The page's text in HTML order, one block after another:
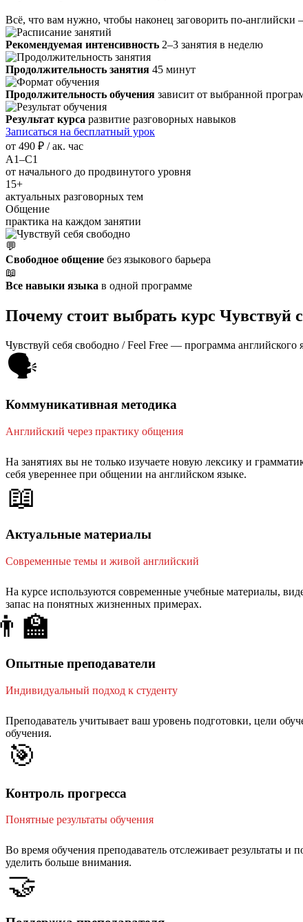
Всё, что вам нужно, чтобы наконец заговорить по-английски
Рекомендуемая интенсивность 2–3 занятия в неделю
Продолжительность занятия 45 минут
Продолжительность обучения зависит от выбранной
Результат курса развитие разговорных навыков
Записаться на бесплатный урок
от 490 ₽ / ак. час
A1–C1
от начального до продвинутого уровня
15+
актуальных разговорных тем
Общение
практика на каждом занятии
💬
Свободное общение без языкового барьера
📖
Все навыки языка в одной программе
Почему стоит выбрать курс Чувствуй
Чувствуй себя свободно / Feel Free — программа
🗣️
Коммуникативная методика
Английский через практику общения
На занятиях вы не только изучаете новую лексику и
себя увереннее при общении на английском языке.
📖
Актуальные материалы
Современные темы и живой английский
На курсе используются современные учебные материалы,
запас на понятных жизненных примерах.
Опытные преподаватели
Индивидуальный подход к студенту
Преподаватель учитывает ваш уровень подготовки, цели
обучения.
🎯
Контроль прогресса
Понятные результаты обучения
Во время обучения преподаватель отслеживает результаты
уделить больше внимания.
🤝